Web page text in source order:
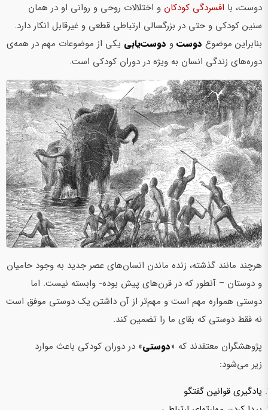
دوست، با افسردگی کودکان و اختلالات روحی و روانی او در همان
سنین کودکی و حتی در بزرگسالی ارتباطی قطعی و غیرقابل انکار دارد.
بنابراین موضوع دوست و دوست‌یابی یکی از موضوعات مهم در همه‌ی
دوره‌های زندگی انسان به ویژه در دوران کودکی است.
هرچند مانند گذشته، زنده ماندن انسان‌های عصر جدید به وجود حامیان
و دوستان – آن­طور که در قرن‌های پیش بوده- وابسته نیست. اما
دوستی همواره مهم است و مهم‌تر از آن داشتن یک دوستی موفق است
نه فقط دوستی که بقای ما را تضمین کند.
پژوهشگران معتقدند که «دوستی» در دوران کودکی باعث موارد
زیر می‌شود:
یادگیری قوانین گفتگو